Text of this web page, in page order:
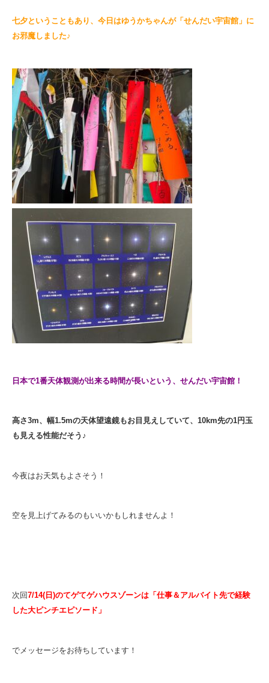
七夕ということもあり、今日はゆうかちゃんが「せんだい宇宙館」に
お邪魔しました♪
日本で1番天体観測が出来る時間が長いという、せんだい宇宙館！
高さ3m、幅1.5mの天体望遠鏡もお目見えしていて、10km先の1円玉
も見える性能だそう♪
今夜はお天気もよさそう！
空を見上げてみるのもいいかもしれませんよ！
次回7/14(日)のてゲてゲハウスゾーンは「仕事＆アルバイト先で経験
した大ピンチエピソード」
でメッセージをお待ちしています！